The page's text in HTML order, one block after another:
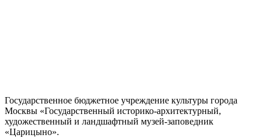
Государственное бюджетное учреждение культуры города
Москвы «Государственный историко-архитектурный,
художественный и ландшафтный музей-заповедник
«Царицыно».